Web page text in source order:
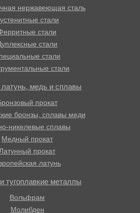
нержавеющая сталь
стали
стали
стали
стали
стали
латунь, медь и сплавы
прокат
бронзы, сплавы меди
никелевые сплавы
Медный прокат
Латунный прокат
латунь
тугоплавкие металлы
Вольфрам
Молибден